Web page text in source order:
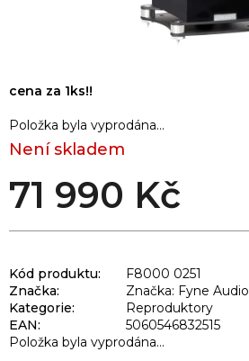
Není skladem
71 990 Kč
Položka byla vyprodána…
cena za 1ks!!
Kód produktu:
F8000 0251
Značka:
Značka: Fyne Audio
Kategorie:
Reproduktory
EAN:
5060546832515
Položka byla vyprodána…